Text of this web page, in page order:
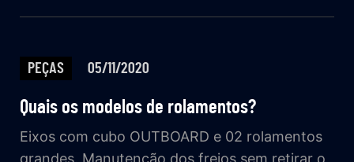
PEÇAS 05/11/2020
Quais os modelos de rolamentos?
Eixos com cubo OUTBOARD e 02 rolamentos
grandes. Manutenção dos freios sem retirar o